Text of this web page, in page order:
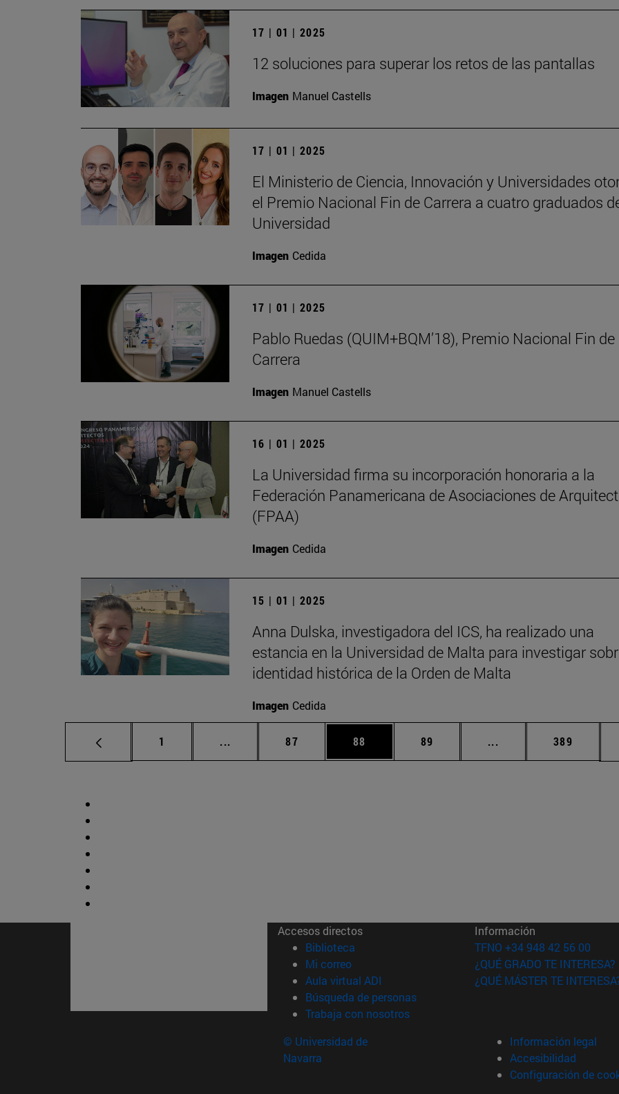
17 | 01 | 2025
12 soluciones para superar los retos de las pantallas
Imagen Manuel Castells
17 | 01 | 2025
El Ministerio de Ciencia, Innovación y Universidades
el Premio Nacional Fin de Carrera a cuatro graduados
Universidad
Imagen Cedida
17 | 01 | 2025
Pablo Ruedas (QUIM+BQM’18), Premio Nacional Fin de
Carrera
Imagen Manuel Castells
16 | 01 | 2025
La Universidad firma su incorporación honoraria a la
Federación Panamericana de Asociaciones de
(FPAA)
Imagen Cedida
15 | 01 | 2025
Anna Dulska, investigadora del ICS, ha realizado una
estancia en la Universidad de Malta para investigar
identidad histórica de la Orden de Malta
Imagen Cedida
Página
1 ... Páginas intermedias Use TAB para desplazarse.
Página
87 Página
88 Página
89 ... Páginas intermedias
Página
389
Accesos directos
Biblioteca (abre en nueva ventana)
Mi correo(abre en nueva ventana)
Aula virtual ADI (abre en nueva ventana)
Búsqueda de personas(abre en nueva ventana)
Trabaja con nosotros(abre en nueva ventana)
Información
TFNO +34 948 42 56 00
¿QUÉ GRADO TE INTERESA?
¿QUÉ MÁSTER TE
© Universidad de
Navarra
Información legal
Accesibilidad
Configuración de